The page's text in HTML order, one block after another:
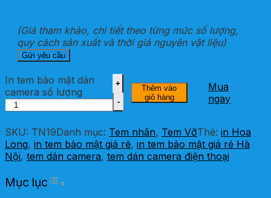
(Giá tham khảo, chi tiết theo từng mức số lượng,
quy cách sản xuất và thời giá nguyên vật liệu)
In tem bảo mật dán
camera số lượng
Thêm vào
giỏ hàng
Mua
ngay
SKU: TN19Danh mục: Tem nhãn, Tem VỡThẻ: in Hoa
Long, in tem bảo mật giá rẻ, in tem bảo mật giá rẻ Hà
Nội, tem dán camera, tem dán camera điện thoại
Mục lục Toggle Table of Content